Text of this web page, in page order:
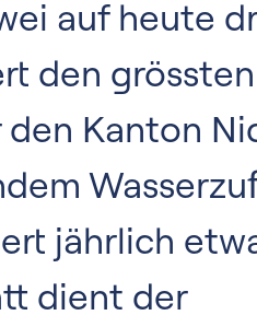
auf heute
den
Kanton
jährlich
dient der